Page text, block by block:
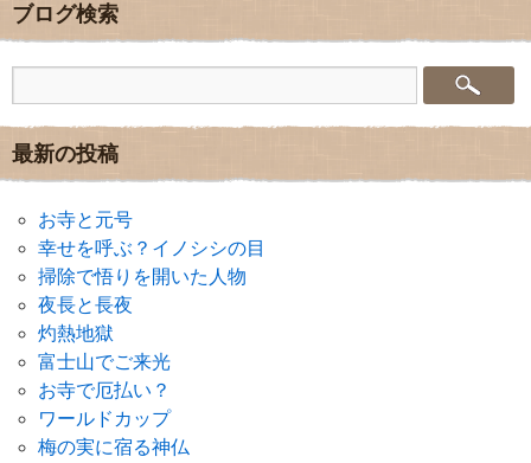
ブログ検索
最新の投稿
お寺と元号
幸せを呼ぶ？イノシシの目
掃除で悟りを開いた人物
夜長と長夜
灼熱地獄
富士山でご来光
お寺で厄払い？
ワールドカップ
梅の実に宿る神仏